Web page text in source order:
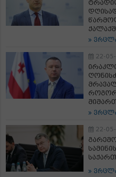
22-
22-